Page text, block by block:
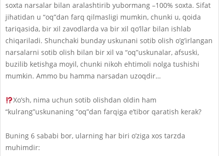
soxta narsalar bilan aralashtirib yubormang –100% soxta. Sifat
jihatidan u “oq”dan farq qilmasligi mumkin, chunki u, qoida
tariqasida, bir xil zavodlarda va bir xil qo’llar bilan ishlab
chiqariladi. Shunchaki bunday uskunani sotib olish o’g’irlangan
narsalarni sotib olish bilan bir xil va “oq”uskunalar, afsuski,
buzilib ketishga moyil, chunki nikoh ehtimoli nolga tushishi
mumkin. Ammo bu hamma narsadan uzoqdir…
Xo’sh, nima uchun sotib olishdan oldin ham
“kulrang”uskunaning “oq”dan farqiga e’tibor qaratish kerak?
Buning 6 sababi bor, ularning har biri o’ziga xos tarzda
muhimdir: